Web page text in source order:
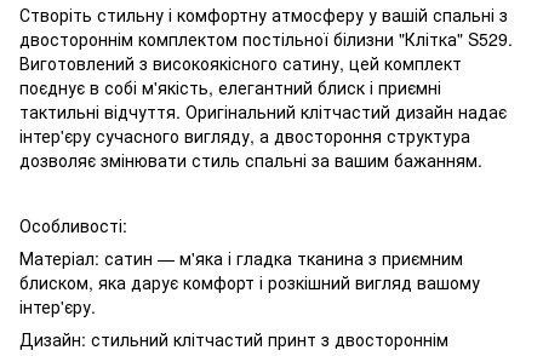
Створіть стильну і комфортну атмосферу у вашій спальні з
двостороннім комплектом постільної білизни "Клітка" S529.
Виготовлений з високоякісного сатину, цей комплект
поєднує в собі м'якість, елегантний блиск і приємні
тактильні відчуття. Оригінальний клітчастий дизайн надає
інтер'єру сучасного вигляду, а двостороння структура
дозволяє змінювати стиль спальні за вашим бажанням.
Особливості:
Матеріал: сатин — м'яка і гладка тканина з приємним
блиском, яка дарує комфорт і розкішний вигляд вашому
інтер'єру.
Дизайн: стильний клітчастий принт з двостороннім